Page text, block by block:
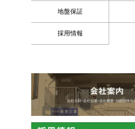
地盤保証
採用情報